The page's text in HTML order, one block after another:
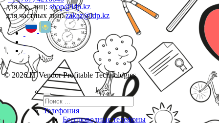
для юр. лиц: shop@idp.kz
для частных лиц:zakaz@idp.kz
© 2026 IT Vendor Profitable Technologies
Телефония
Беспроводные телефоны